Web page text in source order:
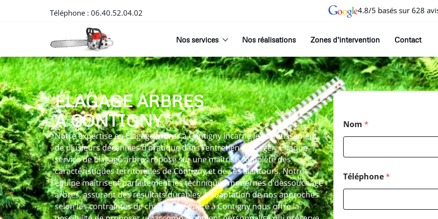
Téléphone : 06.40.52.04.02 4.8/5 basés sur 628
Nos services Nos réalisations Zones d’intervention Contact
ÉLAGAGE ARBRES
À CONTIGNY
Notre expertise en Élagage arbres à Contigny incarne le aboutissement
de plusieurs décennies d’pratique dans l’entretien paysager. Chaque
service de Élagage arbres repose sur une maîtrise complète des
caractéristiques territoriales de Contigny et de ses alentours. Notre
équipe maîtrisent parfaitement les techniques modernes d’dessouchage
arbres, assurant des résultats durables. L’adaptation de nos approches
selon les contraintes de chaque propriété à Contigny nous offre la
Nom *
Téléphone*